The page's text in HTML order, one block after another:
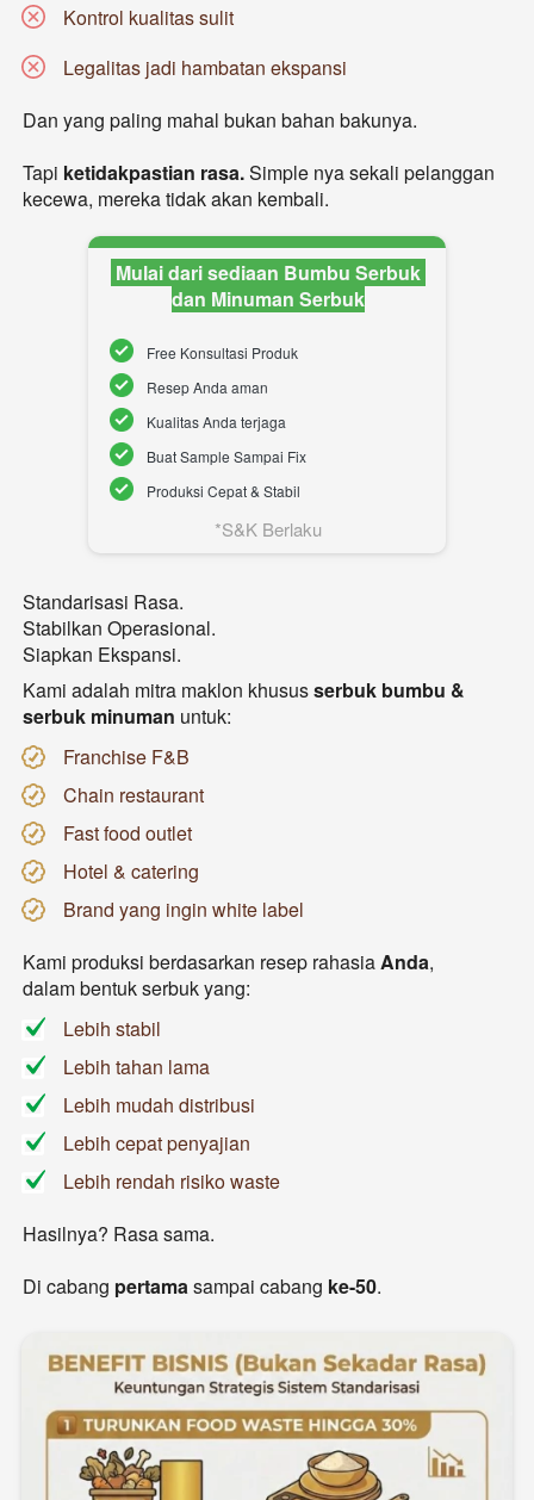
Kontrol kualitas sulit
Legalitas jadi hambatan ekspansi
Dan yang paling mahal bukan bahan bakunya.
Tapi ketidakpastian rasa. Simple nya sekali pelanggan
kecewa, mereka tidak akan kembali.
dan Minuman Serbuk
Free Konsultasi Produk
Resep Anda aman
Kualitas Anda terjaga
Buat Sample Sampai Fix
Produksi Cepat & Stabil
*S&K Berlaku
Standarisasi Rasa.
Stabilkan Operasional.
Siapkan Ekspansi.
Kami adalah mitra maklon khusus serbuk bumbu &
serbuk minuman untuk:
Franchise F&B
Chain restaurant
Fast food outlet
Hotel & catering
Brand yang ingin white label
Kami produksi berdasarkan resep rahasia Anda,
dalam bentuk serbuk yang:
Lebih stabil
Lebih tahan lama
Lebih mudah distribusi
Lebih cepat penyajian
Lebih rendah risiko waste
Hasilnya? Rasa sama.
Di cabang pertama sampai cabang ke-50.